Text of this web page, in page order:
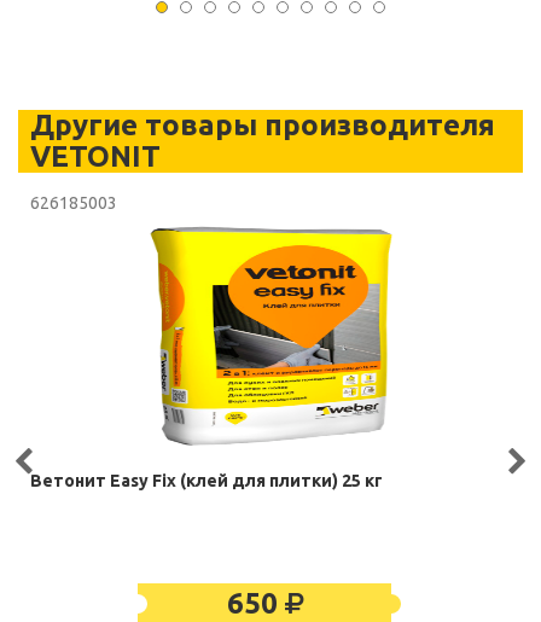
Другие товары производителя
VETONIT
626185003
Ветонит Easy Fix (клей для плитки) 25 кг
650